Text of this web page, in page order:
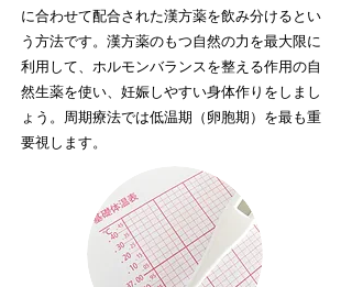
に合わせて配合された漢方薬を飲み分けるとい
う方法です。漢方薬のもつ自然の力を最大限に
利用して、ホルモンバランスを整える作用の自
然生薬を使い、妊娠しやすい身体作りをしまし
ょう。周期療法では低温期（卵胞期）を最も重
要視します。